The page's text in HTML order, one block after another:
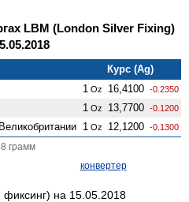
LBM (London Silver Fixing)
Курс (Ag)
1 Oz 16,4100 -0.2350
1 Oz 13,7700 -0.1200
1 Oz 12,1200 -0.1300
грамм
конвертер
на 15.05.2018